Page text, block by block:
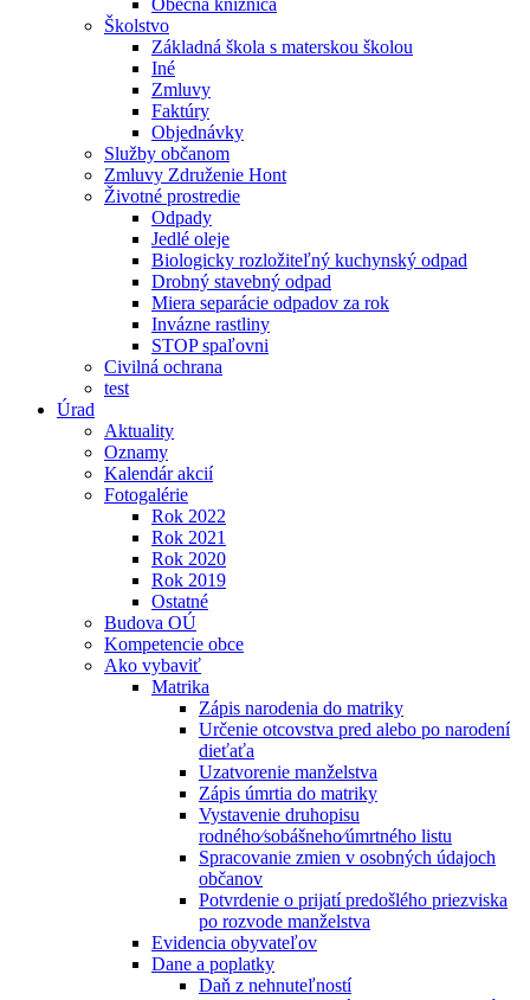
Obecná knižnica
Školstvo
Základná škola s materskou školou
Iné
Zmluvy
Faktúry
Objednávky
Služby občanom
Zmluvy Združenie Hont
Životné prostredie
Odpady
Jedlé oleje
Biologicky rozložiteľný kuchynský odpad
Drobný stavebný odpad
Miera separácie odpadov za rok
Invázne rastliny
STOP spaľovni
Civilná ochrana
test
Úrad
Aktuality
Oznamy
Kalendár akcií
Fotogalérie
Rok 2022
Rok 2021
Rok 2020
Rok 2019
Ostatné
Budova OÚ
Kompetencie obce
Ako vybaviť
Matrika
Zápis narodenia do matriky
Určenie otcovstva pred alebo po narodení
dieťaťa
Uzatvorenie manželstva
Zápis úmrtia do matriky
Vystavenie druhopisu
rodného⁄sobášneho⁄úmrtného listu
Spracovanie zmien v osobných údajoch
občanov
Potvrdenie o prijatí predošlého priezviska
po rozvode manželstva
Evidencia obyvateľov
Dane a poplatky
Daň z nehnuteľností